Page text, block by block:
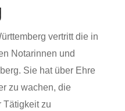
vertritt die in
Notarinnen und
Sie hat über Ehre
zu wachen, die
Tätigkeit zu